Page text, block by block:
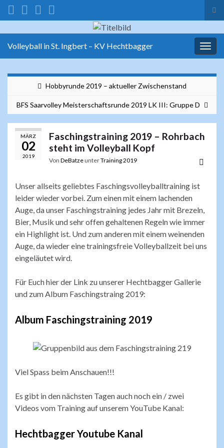
Volleyball in St. Ingbert – KV Hechtbagger
Hobbyrunde 2019 – aktueller Zwischenstand
BFS Saarvolley Meisterschaftsrunde 2019 LK III: Gruppe D
MÄRZ
02
2019
Faschingstraining 2019 – Rohrbach
steht im Volleyball Kopf
Von DeBatzeunterTraining 2019
Unser allseits geliebtes Faschingsvolleyballtraining ist
leider wieder vorbei. Zum einen mit einem lachenden
Auge, da unser Faschingstraining jedes Jahr mit Brezeln,
Bier, Musik und sehr offen gehaltenen Regeln wie immer
ein Highlight ist. Und zum anderen mit einem weinenden
Auge, da wieder eine trainingsfreie Volleyballzeit bei uns
eingeläutet wird.
Für Euch hier der Link zu unserer Hechtbagger Gallerie
und zum Album Faschingstraing 2019:
Album Faschingstraining 2019
Viel Spass beim Anschauen!!!
Es gibt in den nächsten Tagen auch noch ein / zwei
Videos vom Training auf unserem YouTube Kanal:
Hechtbagger Youtube Kanal